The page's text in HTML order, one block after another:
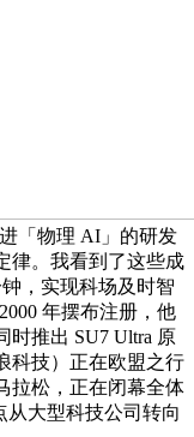
「物理 AI」的研发
律。我看到了这些成
，实现科场及时智
年摆布注册，他
时推出 SU7 Ultra 原
科技）正在欧盟之行
拉松，正在闭幕全体
大型科技公司转向